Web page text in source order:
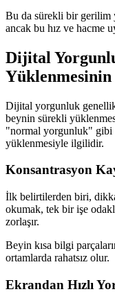
Bu da sürekli bir gerilim
ancak bu hız ve hacme
Dijital
Dijital yorgunluk
beynin sürekli
"normal yorgunluk" gibi
yüklenmesiyle ilgilidir.
Konsantrasyon
İlk belirtilerden biri,
okumak, tek bir işe
zorlaşır.
Beyin kısa bilgi
ortamlarda rahatsız olur.
Ekrandan Hızlı